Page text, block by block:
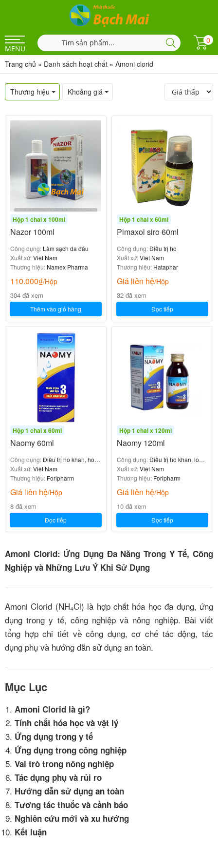
MENU
0
Trang chủ » Danh sách hoạt chất » Amoni clorid
Thương hiệu Khoảng giá
Hộp 1 chai x 100ml
Nazor 100ml
Công dụng: Làm sạch da đầu
Xuất xứ:Việt Nam
Thương hiệu: Namex Pharma
110.000₫/Hộp
304 đã xem
Thêm vào giỏ hàng
Hộp 1 chai x 60ml
Pimaxol siro 60ml
Công dụng:Điều trị ho
Xuất xứ:Việt Nam
Thương hiệu: Hataphar
Giá liên hệ/Hộp
32 đã xem
Đọc tiếp
Hộp 1 chai x 60ml
Naomy 60ml
Công dụng:Điều trị ho khan, ho
do cảm lạnh
Xuất xứ:Việt Nam
Thương hiệu: Foripharm
Giá liên hệ/Hộp
8 đã xem
Đọc tiếp
Hộp 1 chai x 120ml
Naomy 120ml
Công dụng:Điều trị ho khan, long
đờm
Xuất xứ:Việt Nam
Thương hiệu: Foripharm
Giá liên hệ/Hộp
10 đã xem
Đọc tiếp
Amoni Clorid: Ứng Dụng Đa Năng Trong Y Tế, Công
Nghiệp và Những Lưu Ý Khi Sử Dụng
Amoni Clorid (NH₄Cl) là hợp chất hóa học đa dụng, ứng
dụng trong y tế, công nghiệp và nông nghiệp. Bài viết
tổng hợp chi tiết về công dụng, cơ chế tác động, tác
dụng phụ và hướng dẫn sử dụng an toàn.
Mục Lục
Amoni Clorid là gì?
Tính chất hóa học và vật lý
Ứng dụng trong y tế
Ứng dụng trong công nghiệp
Vai trò trong nông nghiệp
Tác dụng phụ và rủi ro
Hướng dẫn sử dụng an toàn
Tương tác thuốc và cảnh báo
Nghiên cứu mới và xu hướng
Kết luận